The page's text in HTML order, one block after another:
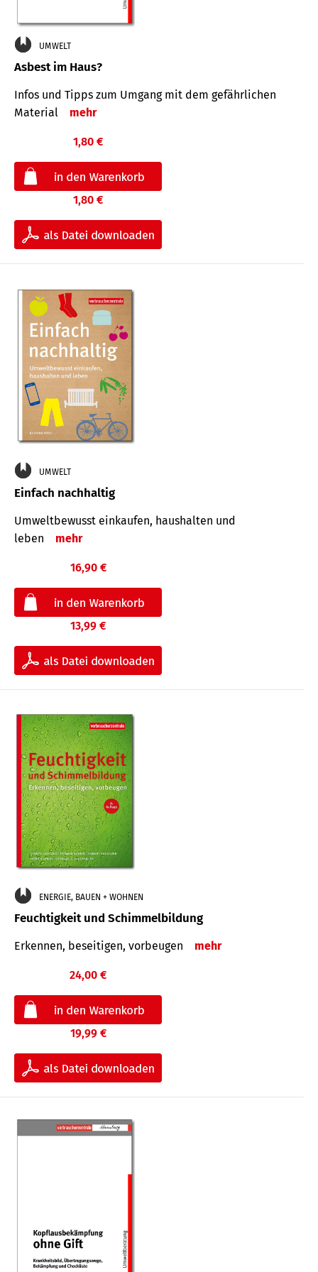
UMWELT
Asbest im Haus?
Infos und Tipps zum Um­gang mit dem ge­fähr­lichen
Mate­rial
mehr
1,80 €
1,80 €
UMWELT
Einfach nachhaltig
Umweltbewusst einkaufen, haushalten und
leben
mehr
16,90 €
13,99 €
ENERGIE, BAUEN + WOHNEN
Feuchtigkeit und Schimmelbildung
Erkennen, beseitigen, vorbeugen mehr
24,00 €
19,99 €